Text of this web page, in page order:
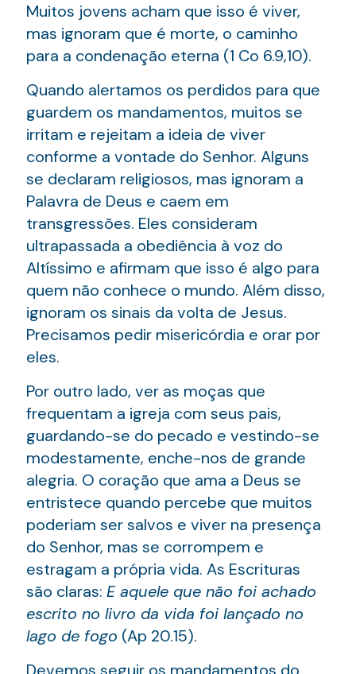
Muitos jovens acham que isso é viver,
mas ignoram que é morte, o caminho
para a condenação eterna (1 Co 6.9,10).
Quando alertamos os perdidos para que
guardem os mandamentos, muitos se
irritam e rejeitam a ideia de viver
conforme a vontade do Senhor. Alguns
se declaram religiosos, mas ignoram a
Palavra de Deus e caem em
transgressões. Eles consideram
ultrapassada a obediência à voz do
Altíssimo e afirmam que isso é algo para
quem não conhece o mundo. Além disso,
ignoram os sinais da volta de Jesus.
Precisamos pedir misericórdia e orar por
eles.
Por outro lado, ver as moças que
frequentam a igreja com seus pais,
guardando-se do pecado e vestindo-se
modestamente, enche-nos de grande
alegria. O coração que ama a Deus se
entristece quando percebe que muitos
poderiam ser salvos e viver na presença
do Senhor, mas se corrompem e
estragam a própria vida. As Escrituras
são claras: E aquele que não foi achado
escrito no livro da vida foi lançado no
lago de fogo (Ap 20.15).
Devemos seguir os mandamentos do